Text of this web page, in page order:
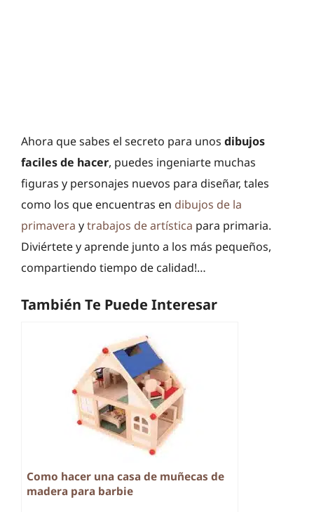
Ahora que sabes el secreto para unos dibujos
faciles de hacer, puedes ingeniarte muchas
figuras y personajes nuevos para diseñar, tales
como los que encuentras en dibujos de la
primavera ytrabajos de artística para primaria.
Diviértete y aprende junto a los más pequeños,
compartiendo tiempo de calidad!…
También Te Puede Interesar
Como hacer una casa de muñecas de
madera para barbie